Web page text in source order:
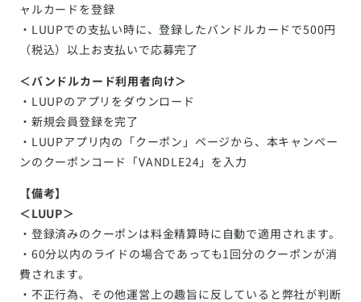
ャルカードを登録
・LUUPでの支払い時に、登録したバンドルカードで500円
（税込）以上お支払いで応募完了
＜バンドルカード利用者向け＞
・LUUPのアプリをダウンロード
・新規会員登録を完了
・LUUPアプリ内の「クーポン」ページから、本キャンペー
ンのクーポンコード「VANDLE24」を入力
【備考】
＜LUUP＞
・登録済みのクーポンは料金精算時に自動で適用されます。
・60分以内のライドの場合であっても1回分のクーポンが消
費されます。
・不正行為、その他運営上の趣旨に反していると弊社が判断